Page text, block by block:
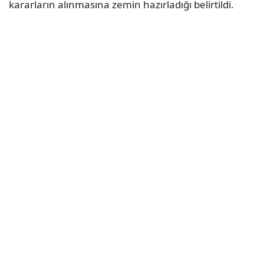
kararların alınmasına zemin hazırladığı belirtildi.